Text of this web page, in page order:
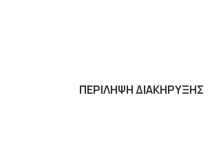
ΠΕΡΙΛΗΨΗ ΔΙΑΚΗΡΥΞΗΣ